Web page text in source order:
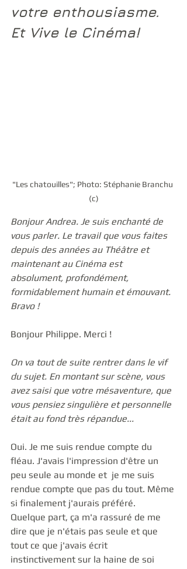
votre enthousiasme.
Et Vive le Cinéma!
"Les chatouilles"; Photo: Stéphanie Branchu
(c)
Bonjour Andrea. Je suis enchanté de
vous parler. Le travail que vous faites
depuis des années au Théâtre et
maintenant au Cinéma est
absolument, profondément,
formidablement humain et émouvant.
Bravo !
Bonjour Philippe. Merci !
On va tout de suite rentrer dans le vif
du sujet. En montant sur scène, vous
avez saisi que votre mésaventure, que
vous pensiez singulière et personnelle
était au fond très répandue...
Oui. Je me suis rendue compte du
fléau. J'avais l'impression d'être un
peu seule au monde et  je me suis
rendue compte que pas du tout. Même
si finalement j'aurais préféré.
Quelque part, ça m'a rassuré de me
dire que je n'étais pas seule et que
tout ce que j'avais écrit
instinctivement sur la haine de soi